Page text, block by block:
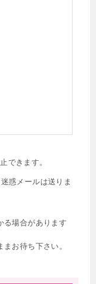
できます。
惑メールは送りま
る場合があります
お待ち下さい。